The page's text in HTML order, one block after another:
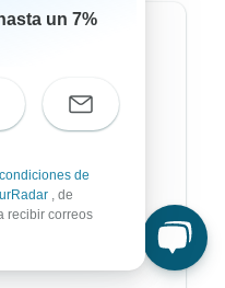
un 7%
de
, de
recibir correos